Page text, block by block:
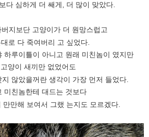
다 심하게 더 쌔게, 더 많이 맞았다.
지보단 고양이가 더 원망스럽고
로 다 죽여버리 고 싶었다.
하루이틀이 아니고 원래 미친놈이 였지만
양이 새끼만 없었어도
않았을꺼란 생각이 가장 먼저 들었다.
미친놈한테 대드는 것보다
만만해 보여서 그랬 는지도 모르겠다.